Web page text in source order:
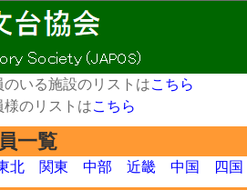
のいる施設のリストはこちら
様のリストはこちら
一覧
北 関東 中部 近畿 中国 四国